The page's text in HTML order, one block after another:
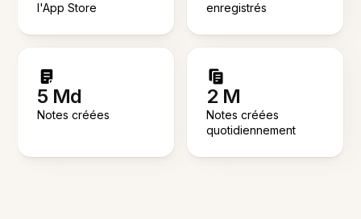
l'App Store
enregistrés
5 Md
Notes créées
2 M
Notes créées
quotidiennement